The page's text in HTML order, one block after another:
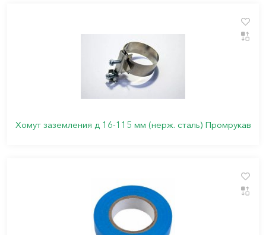
Хомут заземления д 16-115 мм (нерж. сталь) Промрукав